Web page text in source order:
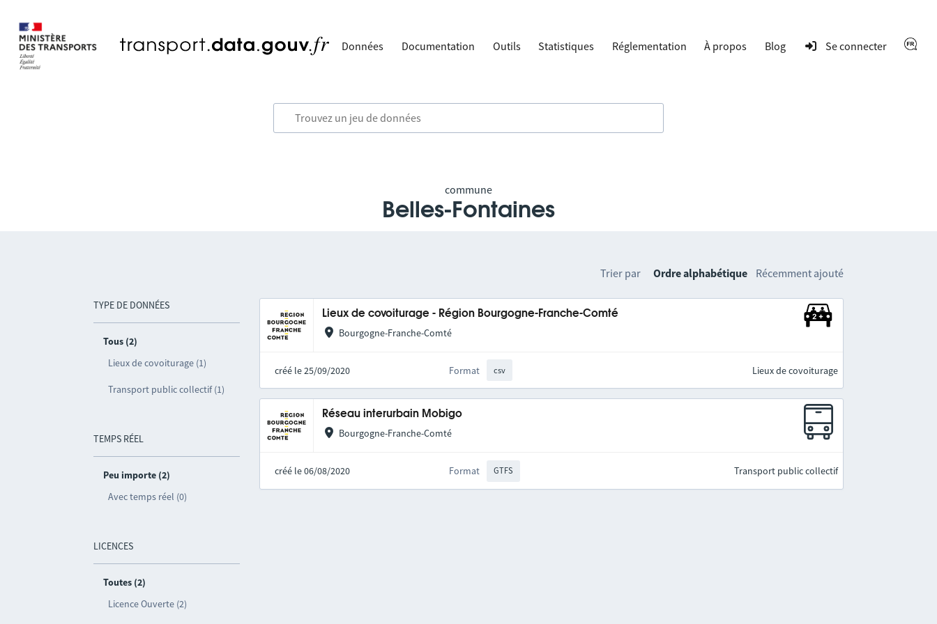
Données Documentation Outils Statistiques Réglementation À propos Blog Se connecter
commune
Belles-Fontaines
TYPE DE DONNÉES
Tous (2)
Lieux de covoiturage (1)
Transport public collectif (1)
TEMPS RÉEL
Peu importe (2)
Avec temps réel (0)
LICENCES
Toutes (2)
Licence Ouverte (2)
Trier par Ordre alphabétique Récemment ajouté
Lieux de covoiturage - Région Bourgogne-Franche-Comté
Bourgogne-Franche-Comté
créé le 25/09/2020 Format csv Lieux de covoiturage
Réseau interurbain Mobigo
Bourgogne-Franche-Comté
créé le 06/08/2020 Format GTFS Transport public collectif